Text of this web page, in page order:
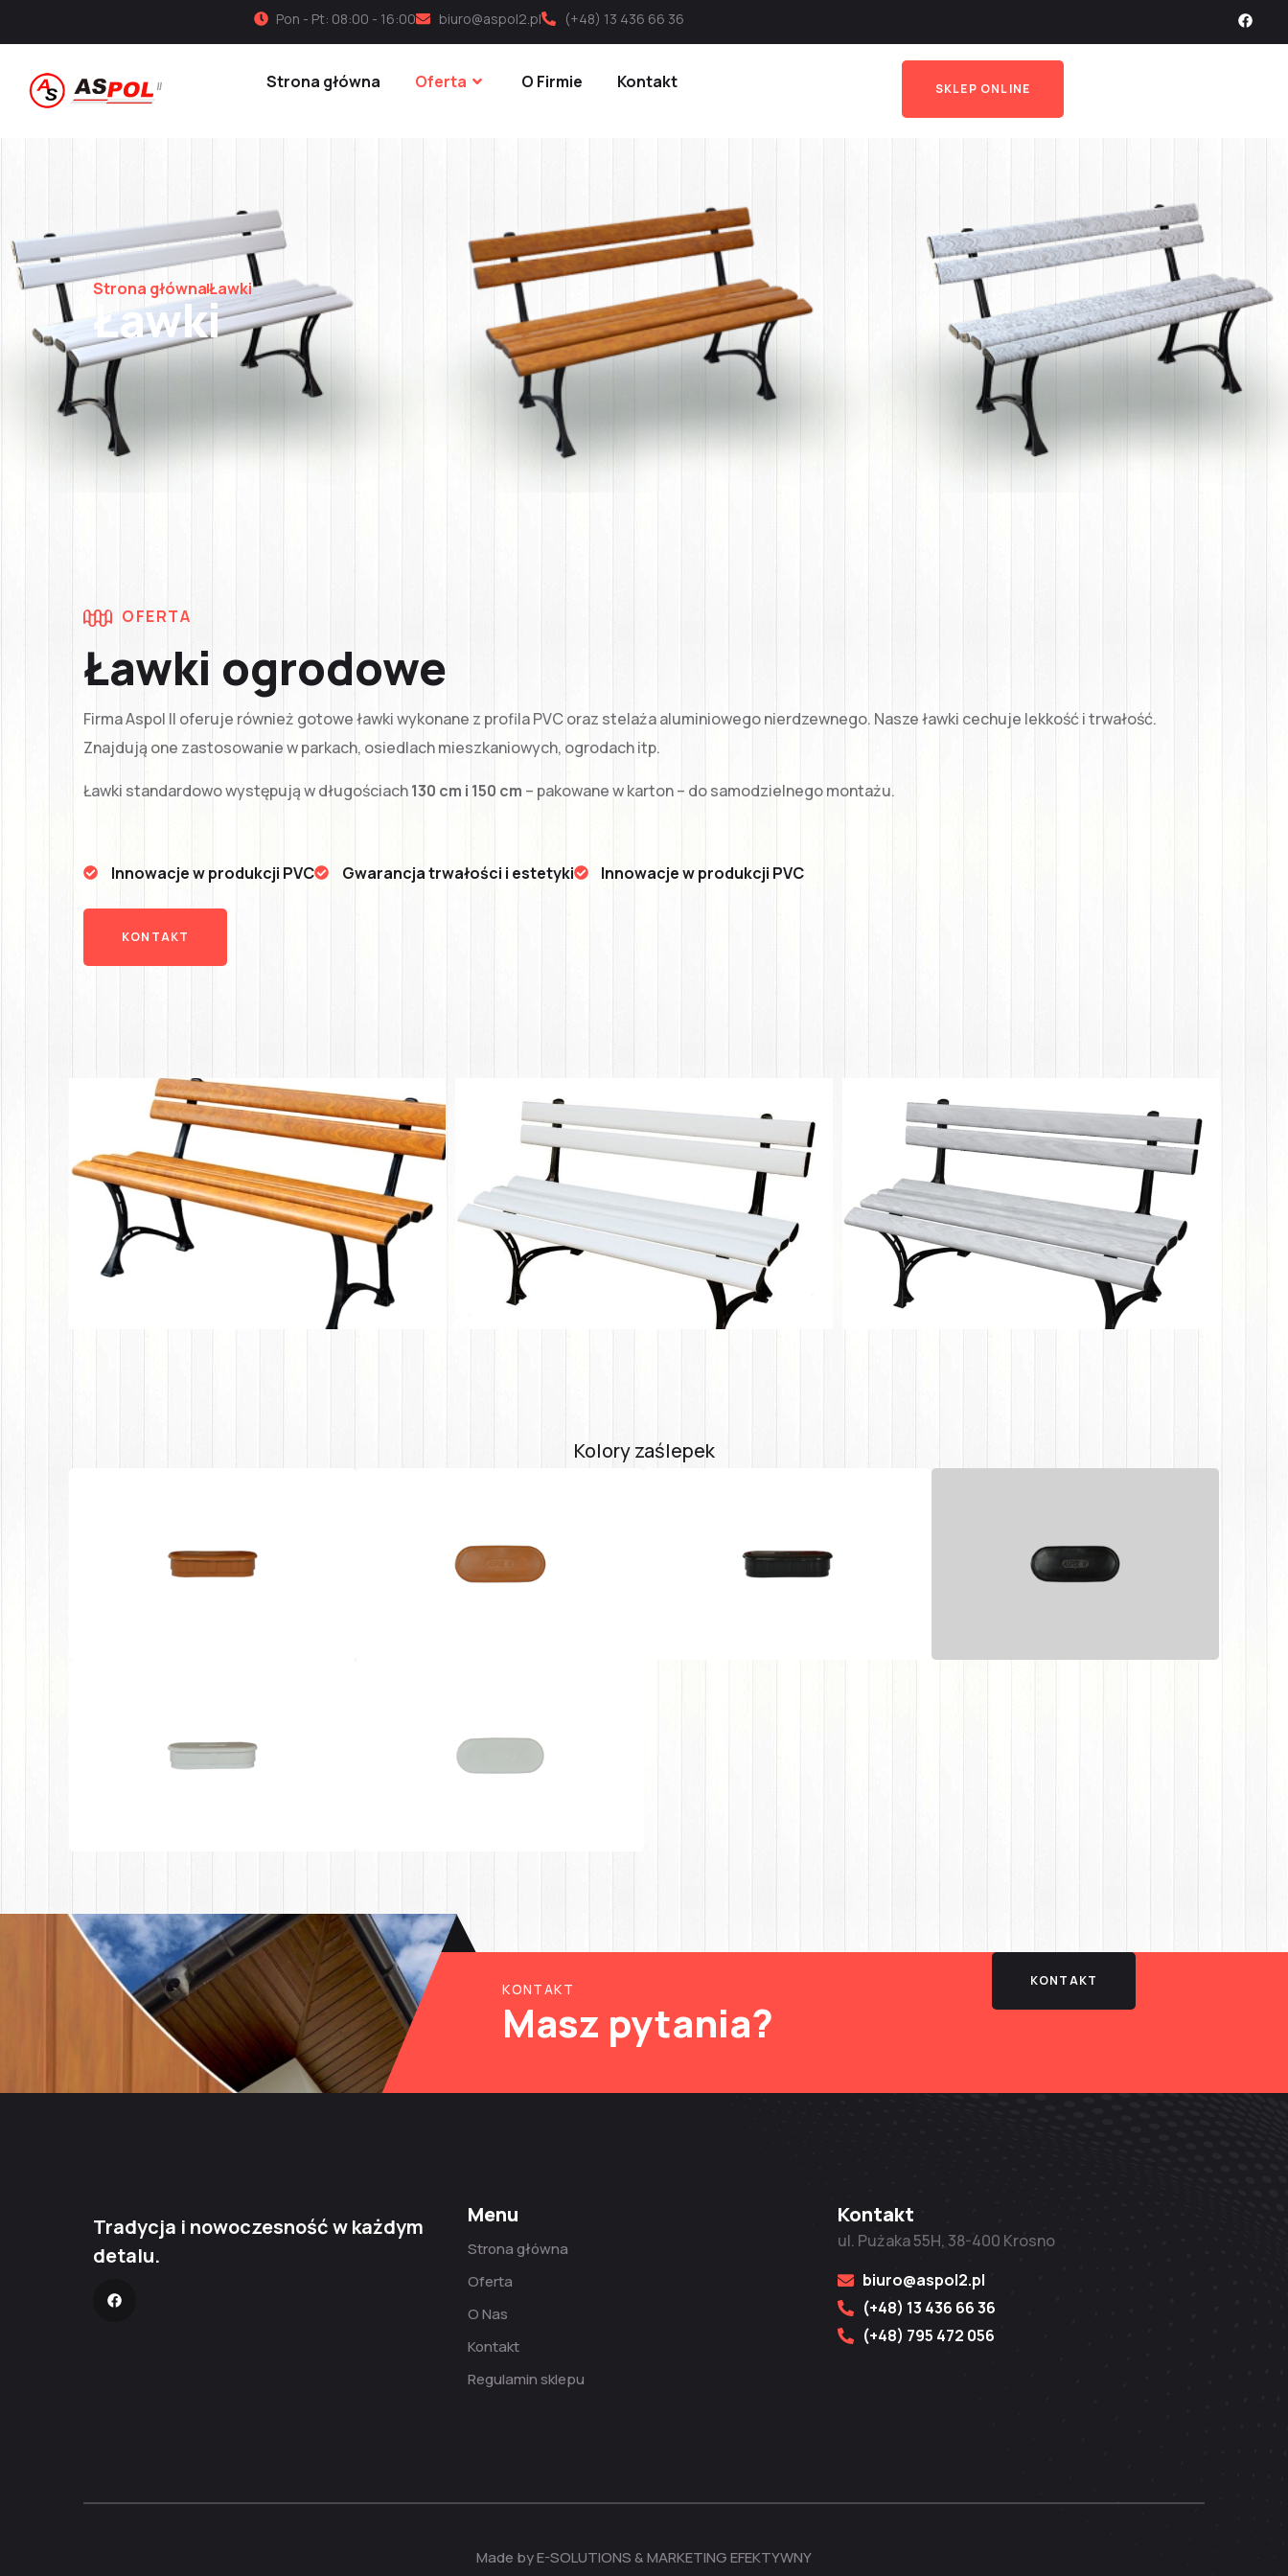
Pon - Pt: 08:00 - 16:00 biuro@aspol2.pl (+48) 13 436 66 36
Strona główna Oferta O Firmie Kontakt SKLEP ONLINE
Strona głównaŁawki
Ławki
OFERTA
Ławki ogrodowe
Firma Aspol II oferuje również gotowe ławki wykonane z profila PVC oraz stelaża aluminiowego nierdzewnego. Nasze ławki cechuje lekkość i trwałość.
Znajdują one zastosowanie w parkach, osiedlach mieszkaniowych, ogrodach itp.
Ławki standardowo występują w długościach130 cm i 150 cm – pakowane w karton – do samodzielnego montażu.
Innowacje w produkcji PVC Gwarancja trwałości i estetyki Innowacje w produkcji PVC
KONTAKT
Kolory zaślepek
KONTAKT
Masz pytania?
KONTAKT
Tradycja i nowoczesność w każdym
detalu.
Menu
Strona główna
Oferta
O Nas
Kontakt
Regulamin sklepu
Kontakt
ul. Pużaka 55H, 38-400 Krosno
biuro@aspol2.pl
(+48) 13 436 66 36
(+48) 795 472 056
Made by E-SOLUTIONS & MARKETING EFEKTYWNY